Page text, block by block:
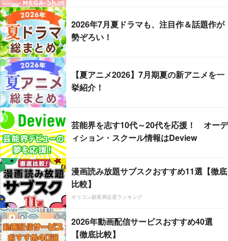
2026年7月夏ドラマも、注目作＆話題作が
勢ぞろい！
【夏アニメ2026】7月期夏の新アニメを一
挙紹介！
芸能界を志す10代～20代を応援！ オーデ
ィション・スクール情報はDeview
漫画読み放題サブスクおすすめ11選【徹底
比較】
オリコン顧客満足度ランキング
2026年動画配信サービスおすすめ40選
【徹底比較】